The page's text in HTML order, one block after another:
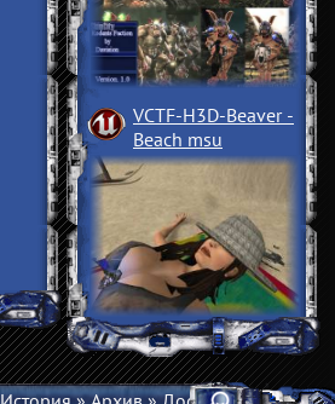
VCTF-H3D-Beaver ­
Beach msu